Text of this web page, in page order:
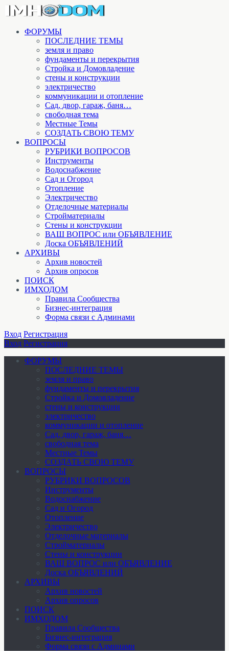
ФОРУМЫ
ПОСЛЕДНИЕ ТЕМЫ
земля и право
фундаменты и перекрытия
Стройка и Домовладение
стены и конструкции
электричество
коммуникации и отопление
Cад, двор, гараж, баня…
свободная тема
Местные Темы
СОЗДАТЬ СВОЮ ТЕМУ
ВОПРОСЫ
РУБРИКИ ВОПРОСОВ
Инструменты
Водоснабжение
Сад и Огород
Отопление
Электричество
Отделочные материалы
Стройматериалы
Стены и конструкции
ВАШ ВОПРОС или ОБЪЯВЛЕНИЕ
Доска ОБЪЯВЛЕНИЙ
АРХИВЫ
Архив новостей
Архив опросов
ПОИСК
ИМХОДОМ
Правила Сообщества
Бизнес-интеграция
Форма связи с Админами
Вход Регистрация
Вход Регистрация
ФОРУМЫ
ПОСЛЕДНИЕ ТЕМЫ
земля и право
фундаменты и перекрытия
Стройка и Домовладение
стены и конструкции
электричество
коммуникации и отопление
Cад, двор, гараж, баня…
свободная тема
Местные Темы
СОЗДАТЬ СВОЮ ТЕМУ
ВОПРОСЫ
РУБРИКИ ВОПРОСОВ
Инструменты
Водоснабжение
Сад и Огород
Отопление
Электричество
Отделочные материалы
Стройматериалы
Стены и конструкции
ВАШ ВОПРОС или ОБЪЯВЛЕНИЕ
Доска ОБЪЯВЛЕНИЙ
АРХИВЫ
Архив новостей
Архив опросов
ПОИСК
ИМХОДОМ
Правила Сообщества
Бизнес-интеграция
Форма связи с Админами